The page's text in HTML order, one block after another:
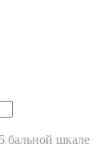
бальной шкале